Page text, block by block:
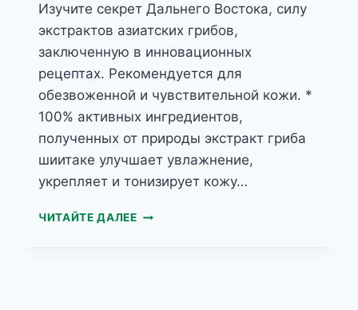
Изучите секрет Дальнего Востока, силу
экстрактов азиатских грибов,
заключенную в инновационных
рецептах. Рекомендуется для
обезвоженной и чувствительной кожи. *
100% активных ингредиентов,
полученных от природы экстракт гриба
шиитаке улучшает увлажнение,
укрепляет и тонизирует кожу…
ЧИТАЙТЕ ДАЛЕЕMY’BIO